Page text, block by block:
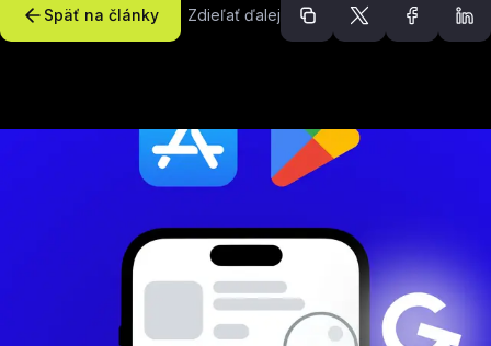
Späť na články Zdieľať ďalej
Odporúčané články